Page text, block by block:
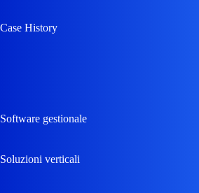
Case History
Software gestionale
Soluzioni verticali